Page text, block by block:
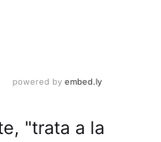
"trata a la